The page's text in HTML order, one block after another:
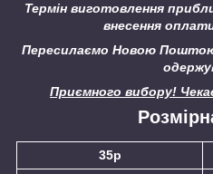
Термін виготовлення
внесення
Пересилаємо Новою
Приємного вибору!
35р